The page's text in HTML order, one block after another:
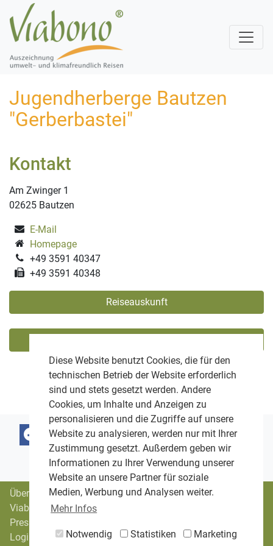
Diese Website benutzt Cookies, die für den
technischen Betrieb der Website erforderlich
sind und stets gesetzt werden. Andere
Cookies, um Inhalte und Anzeigen zu
personalisieren und die Zugriffe auf unsere
Website zu analysieren, werden nur mit Ihrer
Zustimmung gesetzt. Außerdem geben wir
Informationen zu Ihrer Verwendung unserer
Website an unsere Partner für soziale
Medien, Werbung und Analysen weiter.
Mehr Infos
Notwendig Statistiken Marketing
Jugendherberge Bautzen
"Gerberbastei"
Kontakt
Am Zwinger 1
02625 Bautzen
E-Mail
Homepage
+49 3591 40347
+49 3591 40348
Reiseauskunft
Über uns
Viabono-Trägerverein
Presse
Login